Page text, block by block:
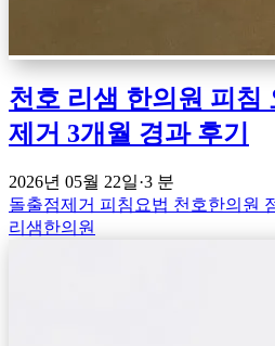
천호 리샘 한의원 피침
제거 3개월 경과 후기
2026년 05월 22일·3 분
돌출점제거 피침요법 천호한의원
리샘한의원